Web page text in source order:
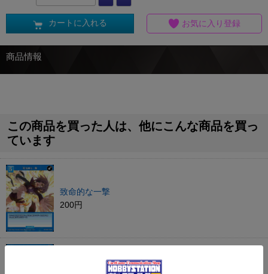
カートに入れる お気に入り登録
商品情報
この商品を買った人は、他にこんな商品を買っ
ています
致命的な一撃
200円